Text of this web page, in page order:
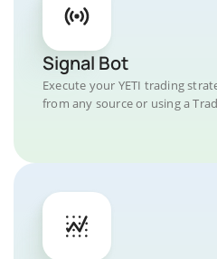
Signal Bot
Execute your YETI trading
from any source or using a